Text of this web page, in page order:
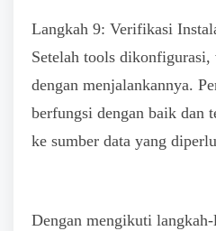
Langkah 9: Verifikasi
Setelah tools
dengan menjalankannya.
berfungsi dengan baik dan
ke sumber data yang
Dengan mengikuti